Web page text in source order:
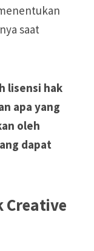
saat
lisensi hak
apa yang
oleh
dapat
Creative